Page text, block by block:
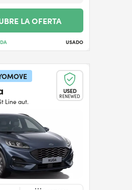
LA OFERTA
USADO
USED
RENEWED
Line aut.